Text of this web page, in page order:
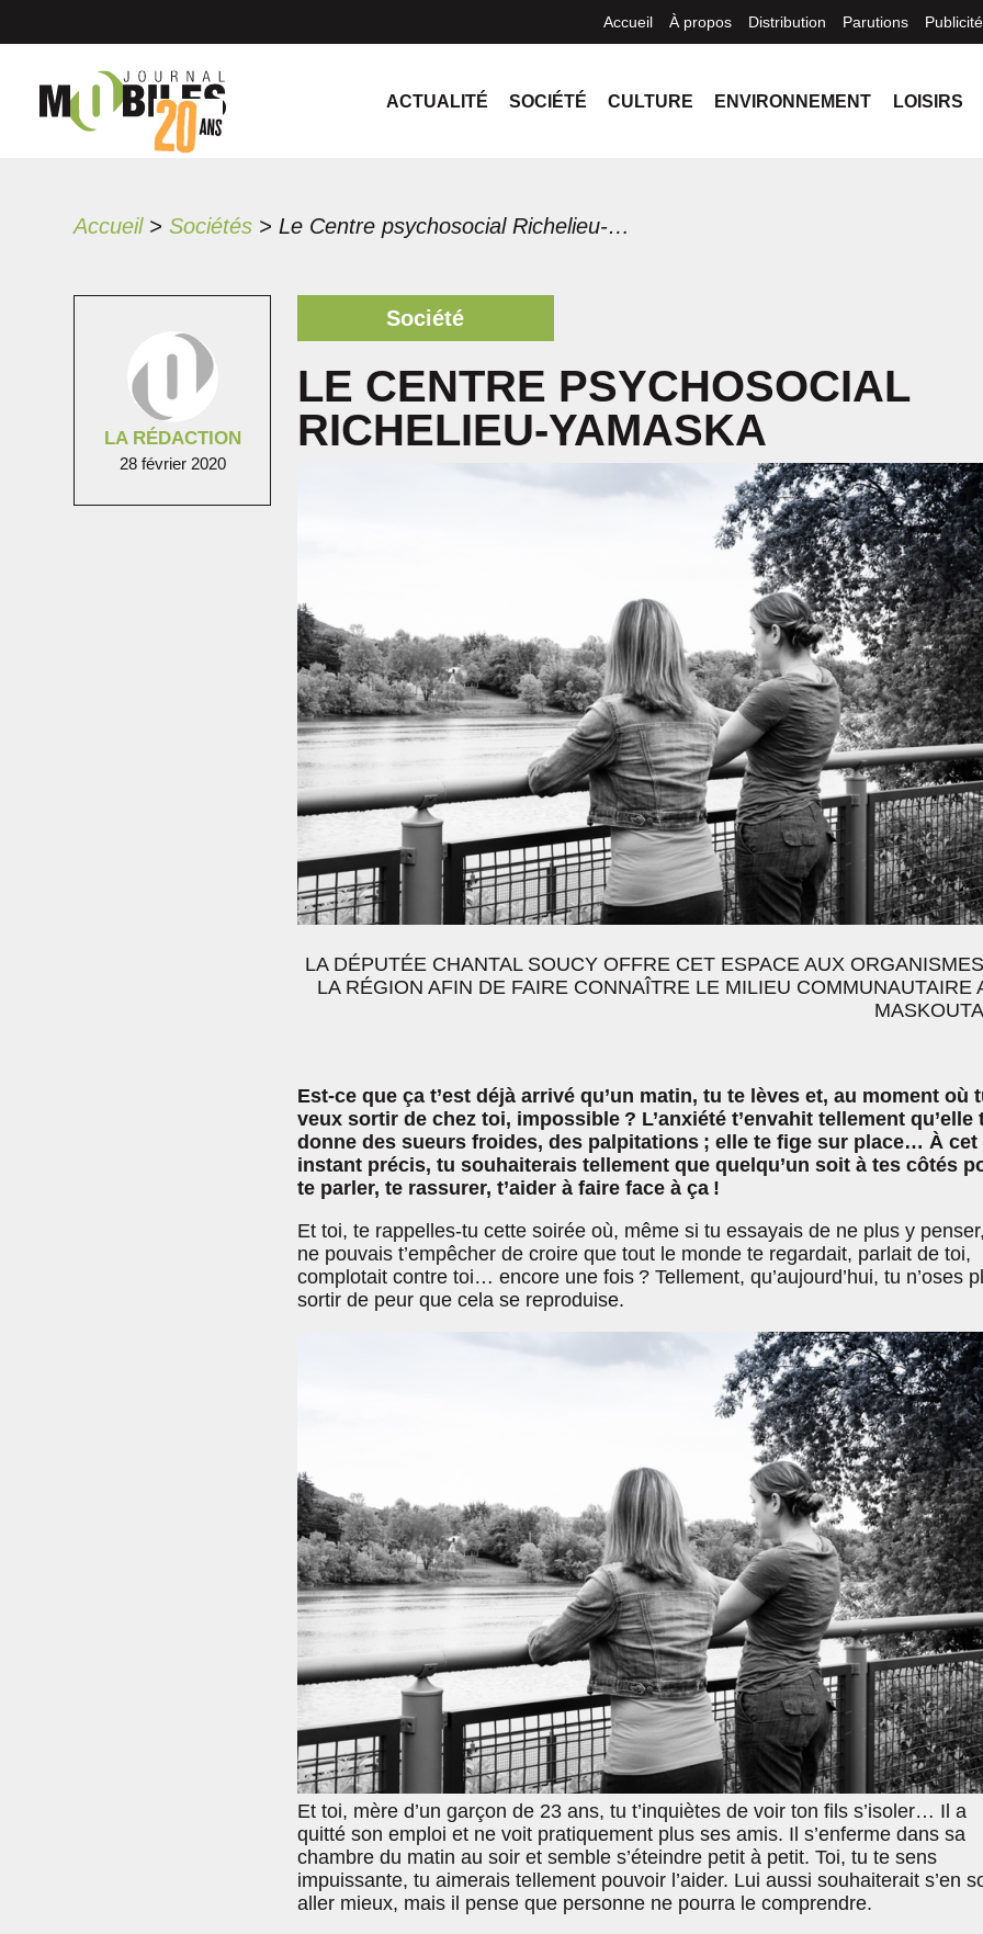
Accueil À propos Distribution Parutions Publicité
ACTUALITÉ SOCIÉTÉ CULTURE ENVIRONNEMENT LOISIRS
Accueil>Sociétés > Le Centre psychosocial Richelieu-Yamaska
LA RÉDACTION
28 février 2020
Société
LE CENTRE PSYCHOSOCIAL
RICHELIEU-YAMASKA
LA DÉPUTÉE CHANTAL SOUCY OFFRE CET ESPACE AUX
LA RÉGION AFIN DE FAIRE CONNAÎTRE LE MILIEU COMMUNAUTAIRE
Est-ce que ça t’est déjà arrivé qu’un matin, tu te lèves et, au moment où
veux sortir de chez toi, impossible ? L’anxiété t’envahit tellement qu’elle
donne des sueurs froides, des palpitations ; elle te fige sur place… À cet
instant précis, tu souhaiterais tellement que quelqu’un soit à tes côtés
te parler, te rassurer, t’aider à faire face à ça !
Et toi, te rappelles-tu cette soirée où, même si tu essayais de ne plus y
ne pouvais t’empêcher de croire que tout le monde te regardait, parlait de toi,
complotait contre toi… encore une fois ? Tellement, qu’aujourd’hui, tu n’oses
sortir de peur que cela se reproduise.
Et toi, mère d’un garçon de 23 ans, tu t’inquiètes de voir ton fils s’isoler… Il a
quitté son emploi et ne voit pratiquement plus ses amis. Il s’enferme dans sa
chambre du matin au soir et semble s’éteindre petit à petit. Toi, tu te sens
impuissante, tu aimerais tellement pouvoir l’aider. Lui aussi souhaiterait s’en
aller mieux, mais il pense que personne ne pourra le comprendre.